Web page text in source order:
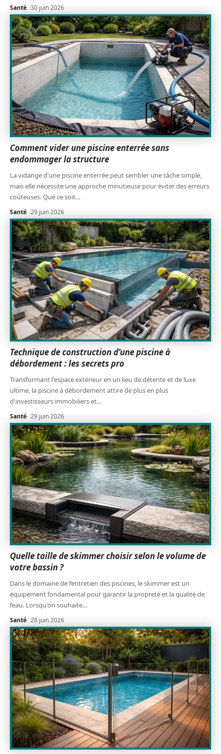
Santé 30 juin 2026
Comment vider une piscine enterrée sans
endommager la structure
La vidange d'une piscine enterrée peut sembler une tâche simple,
mais elle nécessite une approche minutieuse pour éviter des erreurs
coûteuses. Que ce soit…
Santé 29 juin 2026
Technique de construction d’une piscine à
débordement : les secrets pro
Transformant l'espace extérieur en un lieu de détente et de luxe
ultime, la piscine à débordement attire de plus en plus
d'investisseurs immobiliers et…
Santé 29 juin 2026
Quelle taille de skimmer choisir selon le volume de
votre bassin ?
Dans le domaine de l’entretien des piscines, le skimmer est un
équipement fondamental pour garantir la propreté et la qualité de
l’eau. Lorsqu'on souhaite…
Santé 28 juin 2026